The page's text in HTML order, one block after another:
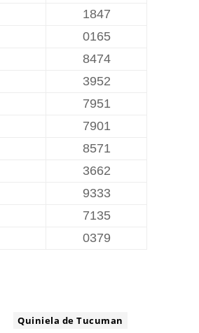
1847
0165
8474
3952
7951
7901
8571
3662
9333
7135
0379
Quiniela de Tucuman